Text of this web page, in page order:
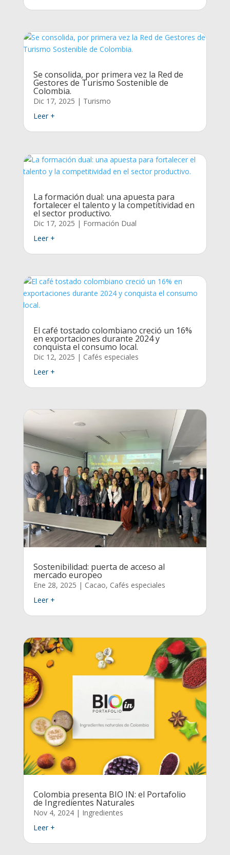
Se consolida, por primera vez la Red de
Gestores de Turismo Sostenible de
Colombia.
Dic 17, 2025 | Turismo
Leer +
La formación dual: una apuesta para
fortalecer el talento y la competitividad en
el sector productivo.
Dic 17, 2025 | Formación Dual
Leer +
El café tostado colombiano creció un 16%
en exportaciones durante 2024 y
conquista el consumo local.
Dic 12, 2025 | Cafés especiales
Leer +
Sostenibilidad: puerta de acceso al
mercado europeo
Ene 28, 2025 | Cacao, Cafés especiales
Leer +
Colombia presenta BIO IN: el Portafolio
de Ingredientes Naturales
Nov 4, 2024| Ingredientes
Leer +